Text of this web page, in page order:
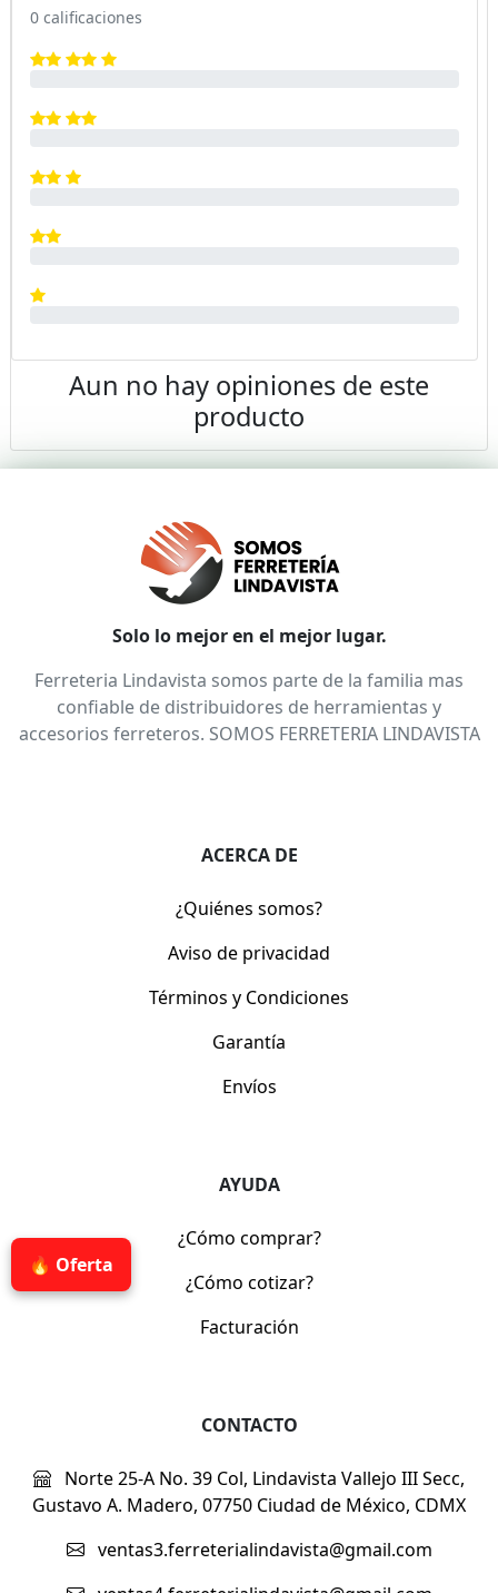
🔥 Oferta
Aun no hay opiniones de este
producto
0 calificaciones
Solo lo mejor en el mejor lugar.
Ferreteria Lindavista somos parte de la familia mas
confiable de distribuidores de herramientas y
accesorios ferreteros. SOMOS FERRETERIA LINDAVISTA
ACERCA DE
¿Quiénes somos?
Aviso de privacidad
Términos y Condiciones
Garantía
Envíos
AYUDA
¿Cómo comprar?
¿Cómo cotizar?
Facturación
CONTACTO
Norte 25-A No. 39 Col, Lindavista Vallejo III Secc,
Gustavo A. Madero, 07750 Ciudad de México, CDMX
ventas3.ferreterialindavista@gmail.com